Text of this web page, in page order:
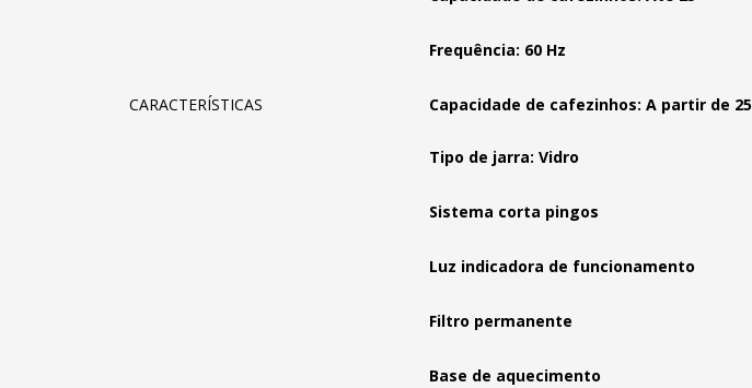
Frequência: 60 Hz
CARACTERÍSTICAS Capacidade de cafezinhos: A partir de 25
Tipo de jarra: Vidro
Sistema corta pingos
Luz indicadora de funcionamento
Filtro permanente
Base de aquecimento